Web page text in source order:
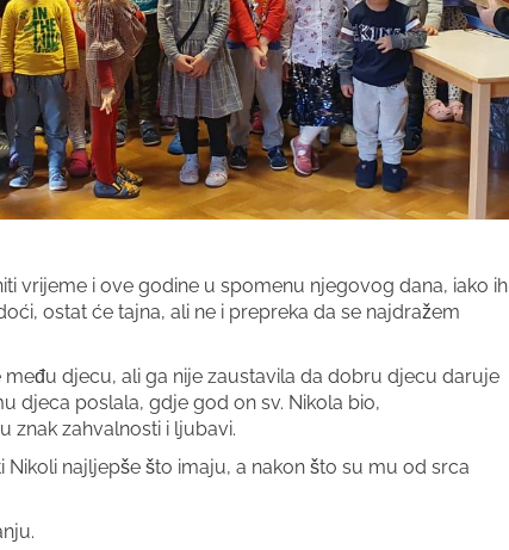
vrijeme i ove godine u spomenu njegovog dana, iako ih
ostat će tajna, ali ne i prepreka da se najdražem
djecu, ali ga nije zaustavila da dobru djecu daruje
djeca poslala, gdje god on sv. Nikola bio,
znak zahvalnosti i ljubavi.
najljepše što imaju, a nakon što su mu od srca